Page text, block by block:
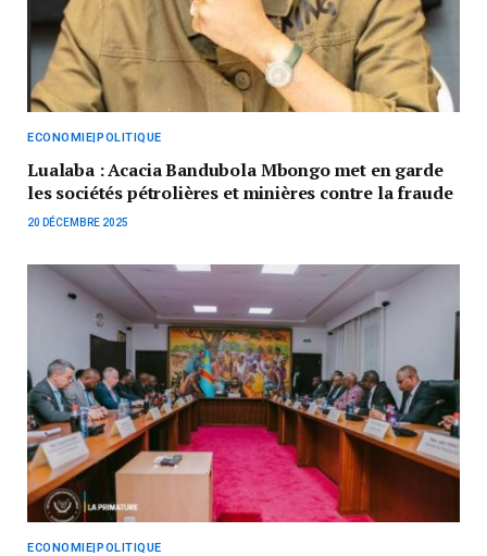
ECONOMIE|POLITIQUE
Lualaba : Acacia Bandubola Mbongo met en garde
les sociétés pétrolières et minières contre la fraude
20 DÉCEMBRE 2025
ECONOMIE|POLITIQUE